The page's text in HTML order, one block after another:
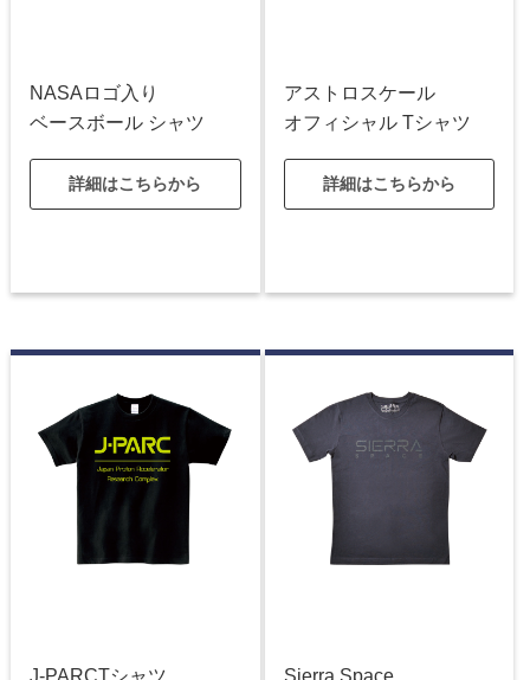
NASAロゴ入り
ベースボール シャツ
詳細はこちらから
アストロスケール
オフィシャル Tシャツ
詳細はこちらから